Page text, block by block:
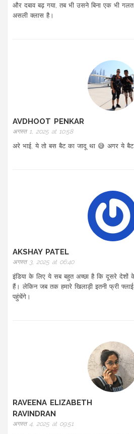
और दबाव बढ़ गया, तब भी उसने बिना एक भी
असली क्लास है।
AVDHOOT PENKAR
अगस्त 1, 2025 at 10:58
अरे भाई, ये तो बस बैट का जादू था 😅 अगर ये बैट
AKSHAY PATEL
अगस्त 3, 2025 at 06:40
इंडिया के लिए ये सब बहुत अच्छा है कि दूसरे देशों
हैं। लेकिन जब तक हमारे खिलाड़ी इतनी फ्री
पहुंचेंगे।
RAVEENA ELIZABETH
RAVINDRAN
अगस्त 4, 2025 at 09:51